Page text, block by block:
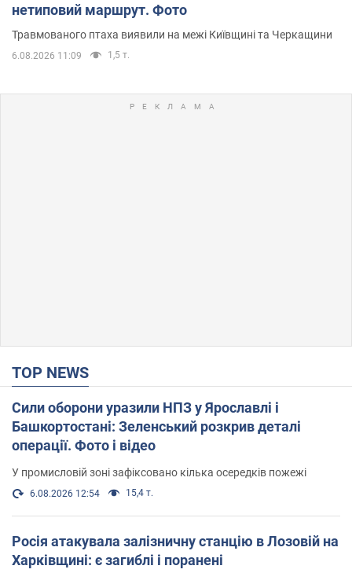
нетиповий маршрут. Фото
Травмованого птаха виявили на межі Київщині та Черкащини
6.08.2026 11:09 1,5 т.
TOP NEWS
Сили оборони уразили НПЗ у Ярославлі і
Башкортостані: Зеленський розкрив деталі
операції. Фото і відео
У промисловій зоні зафіксовано кілька осередків пожежі
6.08.2026 12:54 15,4 т.
Росія атакувала залізничну станцію в Лозовій на
Харківщині: є загиблі і поранені